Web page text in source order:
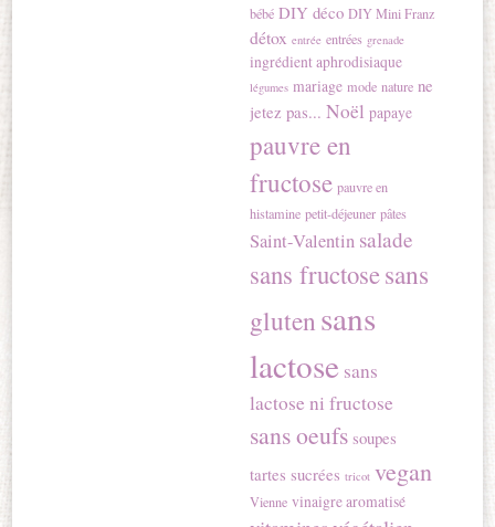
bébé DIY déco DIY Mini Franz
détox entrée entrées grenade
ingrédient aphrodisiaque
légumes mariage mode nature ne
jetez pas... Noël papaye
pauvre en
fructose pauvre en
histamine petit-déjeuner pâtes
Saint-Valentin salade
sans fructosesans
glutensans
lactose sans
lactose ni fructose
sans oeufs soupes
tartes sucrées tricot vegan
Vienne vinaigre aromatisé